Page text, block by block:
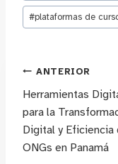
#plataformas de
de
entradas
ANTERIOR
Herramientas
para la
Digital y Eficiencia
ONGs en Panamá